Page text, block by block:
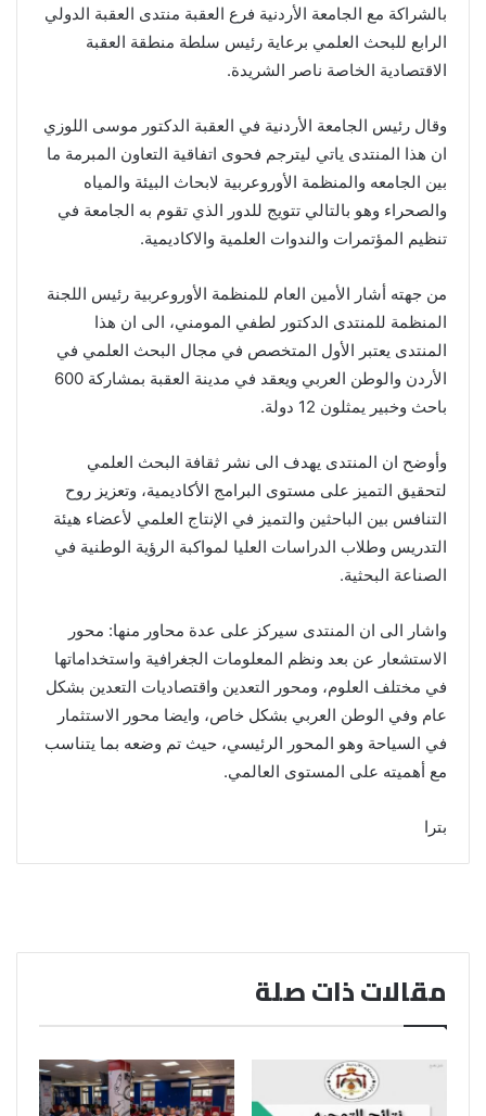
بالشراكة مع الجامعة الأردنية فرع العقبة منتدى العقبة الدولي
الرابع للبحث العلمي برعاية رئيس سلطة منطقة العقبة
الاقتصادية الخاصة ناصر الشريدة.
وقال رئيس الجامعة الأردنية في العقبة الدكتور موسى اللوزي
ان هذا المنتدى ياتي ليترجم فحوى اتفاقية التعاون المبرمة ما
بين الجامعه والمنظمة الأوروعربية لابحاث البيئة والمياه
والصحراء وهو بالتالي تتويج للدور الذي تقوم به الجامعة في
تنظيم المؤتمرات والندوات العلمية والاكاديمية.
من جهته أشار الأمين العام للمنظمة الأوروعربية رئيس اللجنة
المنظمة للمنتدى الدكتور لطفي المومني، الى ان هذا
المنتدى يعتبر الأول المتخصص في مجال البحث العلمي في
الأردن والوطن العربي ويعقد في مدينة العقبة بمشاركة 600
باحث وخبير يمثلون 12 دولة.
وأوضح ان المنتدى يهدف الى نشر ثقافة البحث العلمي
لتحقيق التميز على مستوى البرامج الأكاديمية، وتعزيز روح
التنافس بين الباحثين والتميز في الإنتاج العلمي لأعضاء هيئة
التدريس وطلاب الدراسات العليا لمواكبة الرؤية الوطنية في
الصناعة البحثية.
واشار الى ان المنتدى سيركز على عدة محاور منها: محور
الاستشعار عن بعد ونظم المعلومات الجغرافية واستخداماتها
في مختلف العلوم، ومحور التعدين واقتصاديات التعدين بشكل
عام وفي الوطن العربي بشكل خاص، وايضا محور الاستثمار
في السياحة وهو المحور الرئيسي، حيث تم وضعه بما يتناسب
مع أهميته على المستوى العالمي.
بترا
مقالات ذات صلة